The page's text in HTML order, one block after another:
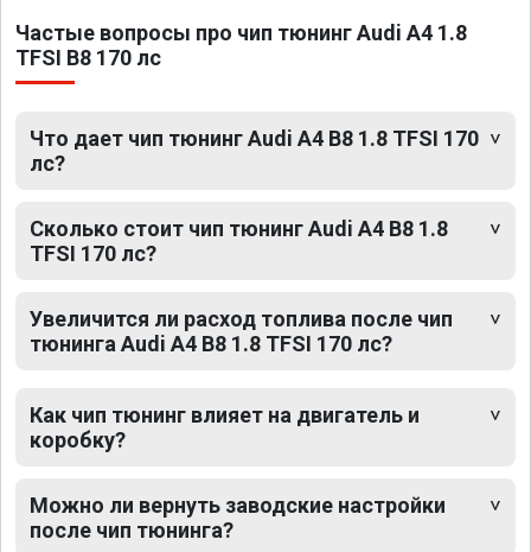
Частые вопросы про чип тюнинг Audi A4 1.8
TFSI B8 170 лс
Что дает чип тюнинг Audi A4 B8 1.8 TFSI 170
лс?
Сколько стоит чип тюнинг Audi A4 B8 1.8
TFSI 170 лс?
Увеличится ли расход топлива после чип
тюнинга Audi A4 B8 1.8 TFSI 170 лс?
Как чип тюнинг влияет на двигатель и
коробку?
Можно ли вернуть заводские настройки
после чип тюнинга?